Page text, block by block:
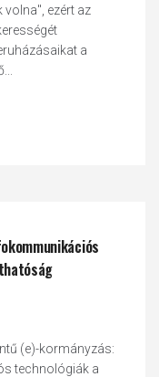
ezért az
a
(e)-kormányzás:
technológiák a